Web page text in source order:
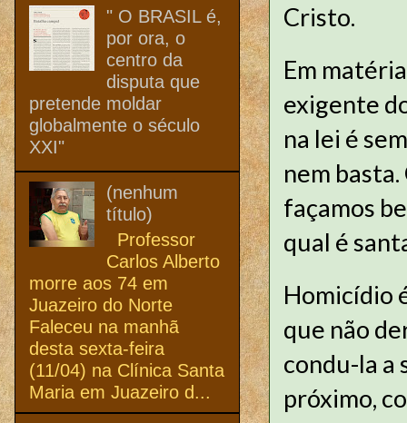
Cristo.
Em
exigente
na lei é
nem
façamos
qual é
Homicídio
que não
condu-la a
próximo,
" O BRASIL é,
por ora, o
centro da
disputa que
pretende moldar
globalmente o século
XXI"
(nenhum
título)
Professor
Carlos Alberto
morre aos 74 em
Juazeiro do Norte
Faleceu na manhã
desta sexta-feira
(11/04) na Clínica Santa
Maria em Juazeiro d...